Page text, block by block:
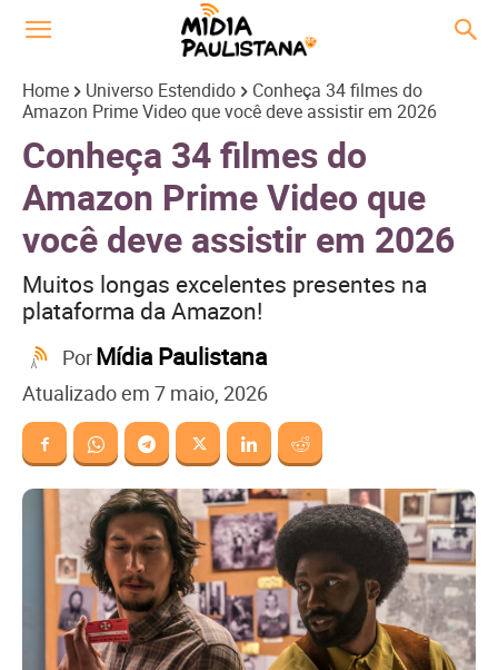
Home Universo Estendido
Conheça 34 filmes do
Amazon Prime Video que você deve assistir em 2026
Conheça 34 filmes do
Amazon Prime Video que
você deve assistir em 2026
Muitos longas excelentes presentes na
plataforma da Amazon!
PorMídia Paulistana
Atualizado em 7 maio, 2026